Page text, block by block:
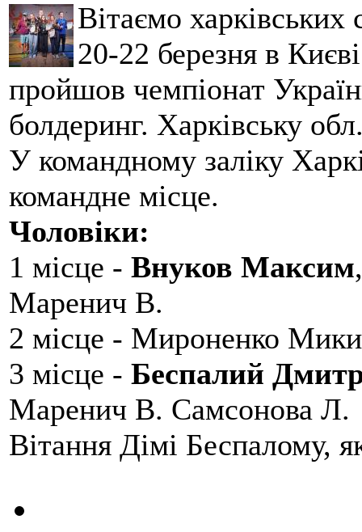
Вітаємо
20-22 березня в
пройшов чемпіонат
болдеринг. Харківську
У командному заліку
командне місце.
Чоловіки:
1 місце - Внуков Максим
Маренич В.
2 місце - Мироненко
3 місце - Беспалий
Маренич В. Самсонова Л.
Вітання Дімі Беспалому,